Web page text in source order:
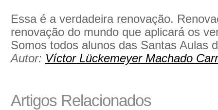
Essa é a verdadeira renovação.
renovação do mundo que aplicará os
Somos todos alunos das Santas Aulas
Autor: Víctor Lückemeyer Machado
Artigos Relacionados